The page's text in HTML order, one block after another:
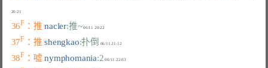
36F ：推 nacler:推~
37F ：推 shengkao:扑倒
38F ：嘘 nymphomania:2 06/11 22:03